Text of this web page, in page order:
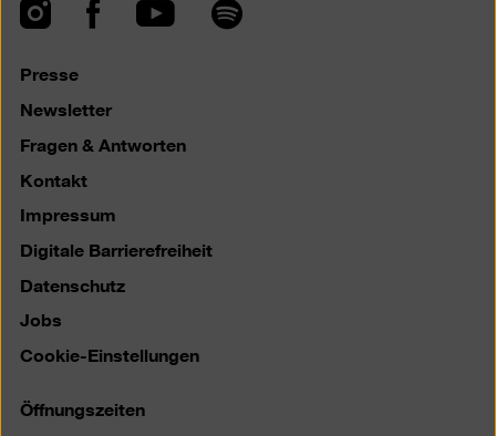
InstagramFacebookYouTube Spotify
Presse
Newsletter
Fragen & Antworten
Kontakt
Impressum
Digitale Barrierefreiheit
Datenschutz
Jobs
Cookie-Einstellungen
Öffnungszeiten